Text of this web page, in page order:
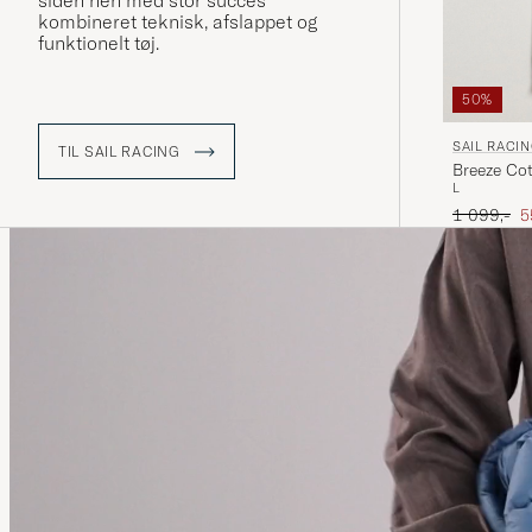
kombineret teknisk, afslappet og
funktionelt tøj.
TIL SAIL RACING
50%
SAIL
Breeze
L
Ordinary
1 099,-